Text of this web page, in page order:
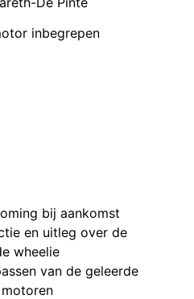
inbegrepen
bij aankomst
en uitleg over de
wheelie
van de geleerde